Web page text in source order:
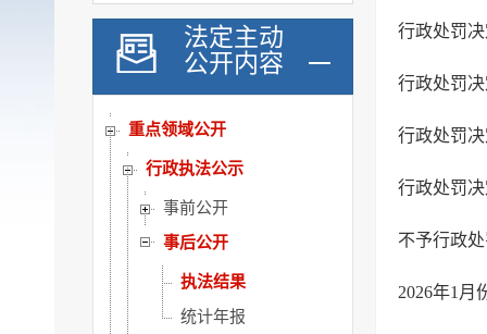
法定主动
公开内容
统计信息
规划计划
行政权力运行公开
重点领域公开
行政执法公示
事前公开
事后公开
执法结果
统计年报
行政处罚
行政处罚
行政处罚
行政处罚
不予行政
2026年1月